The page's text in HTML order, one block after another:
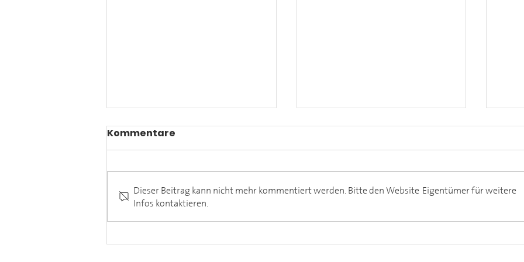
Meet the Winzer August
2026
Festspielweine
Langenlois 2026
Kommentare
Dieser Beitrag kann nicht mehr kommentiert werden. Bitte den Website-Eigentümer für weitere
Infos kontaktieren.